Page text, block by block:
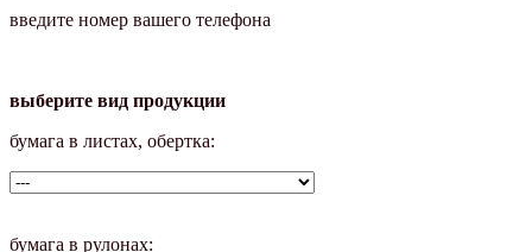
введите номер вашего телефона
выберите вид продукции
бумага в листах, обертка:
бумага в рулонах: